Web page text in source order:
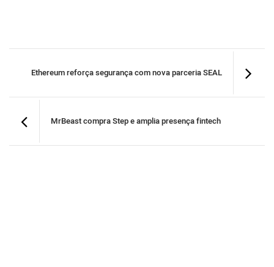
Ethereum reforça segurança com nova parceria SEAL
MrBeast compra Step e amplia presença fintech